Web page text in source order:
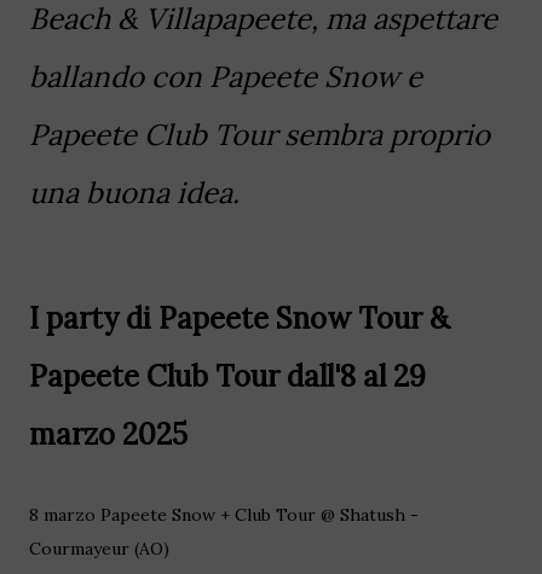
Beach & Villapapeete, ma aspettare
ballando con Papeete Snow e
Papeete Club Tour sembra proprio
una buona idea.
I party di Papeete Snow Tour &
Papeete Club Tour dall'8 al 29
marzo 2025
8 marzo Papeete Snow + Club Tour @ Shatush -
Courmayeur (AO)